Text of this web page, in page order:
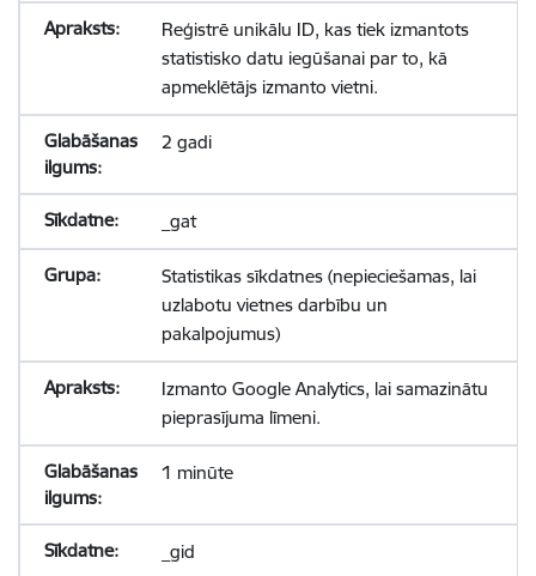
Reģistrē unikālu ID, kas tiek izmantots
statistisko datu iegūšanai par to, kā
apmeklētājs izmanto vietni.
2 gadi
_gat
Statistikas sīkdatnes (nepieciešamas, lai
uzlabotu vietnes darbību un
pakalpojumus)
Izmanto Google Analytics, lai samazinātu
pieprasījuma līmeni.
1 minūte
_gid